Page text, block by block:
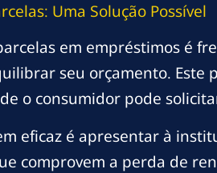
Uma Solução Possível
em empréstimos é
seu orçamento. Este
o consumidor pode
eficaz é apresentar à
comprovem a perda de